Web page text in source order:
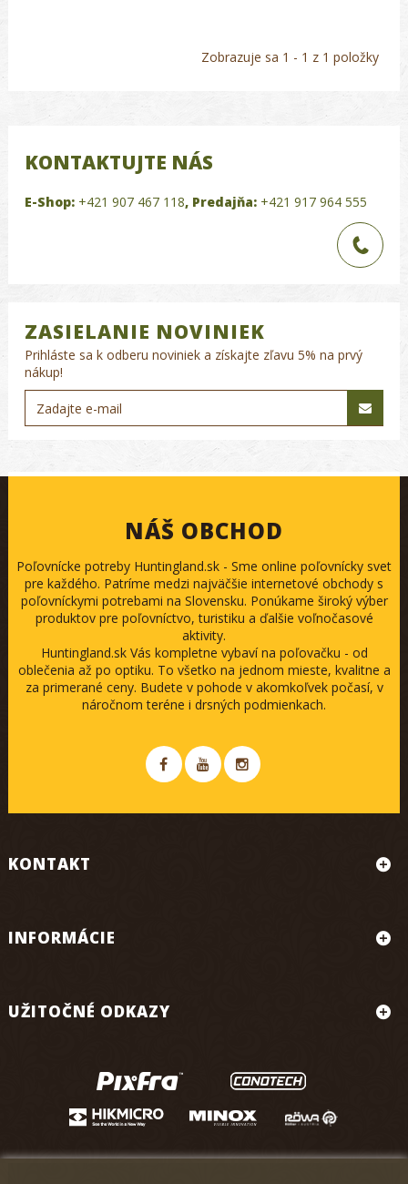
Zobrazuje sa 1 - 1 z 1 položky
KONTAKTUJTE NÁS
E-Shop: +421 907 467 118, Predajňa: +421 917 964 555
ZASIELANIE NOVINIEK
Prihláste sa k odberu noviniek a získajte zľavu 5% na prvý
nákup!
NÁŠ OBCHOD
Poľovnícke potreby Huntingland.sk - Sme online poľovnícky svet
pre každého. Patríme medzi najväčšie internetové obchody s
poľovníckymi potrebami na Slovensku. Ponúkame široký výber
produktov pre poľovníctvo, turistiku a ďalšie voľnočasové
aktivity.
Huntingland.sk Vás kompletne vybaví na poľovačku - od
oblečenia až po optiku. To všetko na jednom mieste, kvalitne a
za primerané ceny. Budete v pohode v akomkoľvek počasí, v
náročnom teréne i drsných podmienkach.
KONTAKT
INFORMÁCIE
UŽITOČNÉ ODKAZY